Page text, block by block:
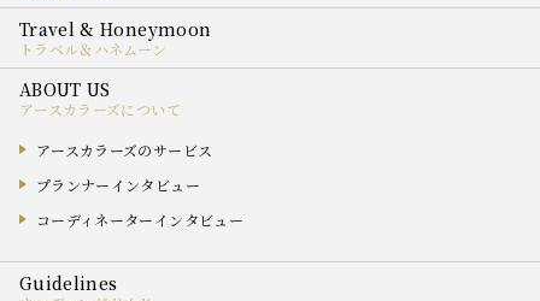
トラベル＆ハネムーン
アースカラーズについて
アースカラーズのサービス
プランナーインタビュー
コーディネーターインタビュー